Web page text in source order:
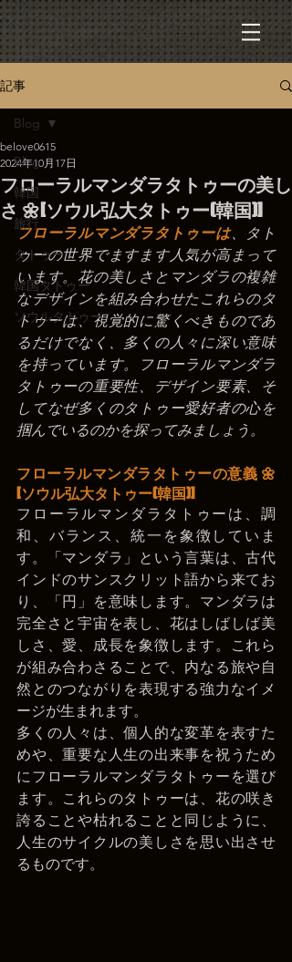
記事
Blog
韓国
旅行
タトゥー
韓国タトゥー
ソウルタトゥー
Blog
フローラルマンダラタトゥーの美し
さ 🌼[ソウル弘大タトゥー(韓国)]
belove0615
2024年10月17日
フローラルマンダラタトゥーは、タト
ゥーの世界でますます人気が高まって
います。花の美しさとマンダラの複雑
なデザインを組み合わせたこれらのタ
トゥーは、視覚的に驚くべきものであ
るだけでなく、多くの人々に深い意味
を持っています。フローラルマンダラ
タトゥーの重要性、デザイン要素、そ
してなぜ多くのタトゥー愛好者の心を
掴んでいるのかを探ってみましょう。
フローラルマンダラタトゥーの意義 🌼
[ソウル弘大タトゥー(韓国)]
フローラルマンダラタトゥーは、調
和、バランス、統一を象徴していま
す。「マンダラ」という言葉は、古代
インドのサンスクリット語から来てお
り、「円」を意味します。マンダラは
完全さと宇宙を表し、花はしばしば美
しさ、愛、成長を象徴します。これら
が組み合わさることで、内なる旅や自
然とのつながりを表現する強力なイメ
ージが生まれます。
多くの人々は、個人的な変革を表すた
めや、重要な人生の出来事を祝うため
にフローラルマンダラタトゥーを選び
ます。これらのタトゥーは、花の咲き
誇ることや枯れることと同じように、
人生のサイクルの美しさを思い出させ
るものです。